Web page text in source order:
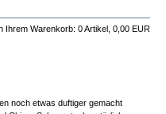
Ihrem Warenkorb: 0Artikel, 0,00 EUR
noch etwas duftiger gemacht